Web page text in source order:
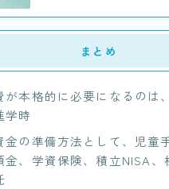
まとめ
が本格的に必要になるのは
学時
金の準備方法として、児童
金、学資保険、積立NISA、